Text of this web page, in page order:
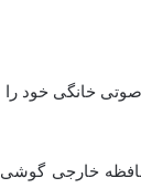
صوتی خانگی خود را
خارجی گوشی